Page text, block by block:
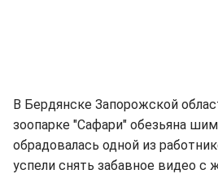
В Бердянске Запорожской
зоопарке "Сафари" обезьяна
обрадовалась одной из
успели снять забавное видео с